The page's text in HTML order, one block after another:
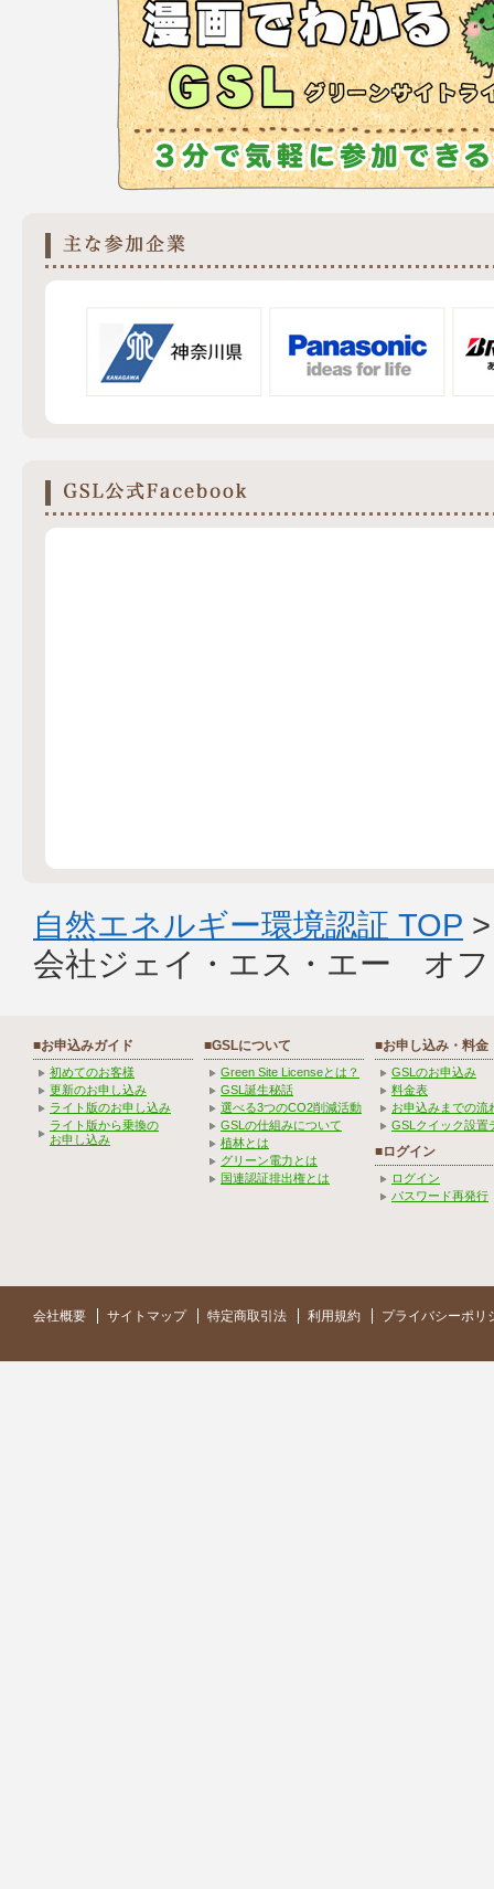
自然エネルギー環境認証 TOP
会社ジェイ・エス・エー オ
■お申込みガイド
初めてのお客様
更新のお申し込み
ライト版のお申し込み
ライト版から乗換の
お申し込み
■GSLについて
Green Site Licenseとは？
GSL誕生秘話
選べる3つのCO2削減活動
GSLの仕組みについて
植林とは
グリーン電力とは
国連認証排出権とは
■お申し込み・料金
GSLのお申込み
料金表
お申込みまでの流
GSLクイック設置
■ログイン
ログイン
パスワード再発行
会社概要 サイトマップ 特定商取引法 利用規約 プライバシーポリ